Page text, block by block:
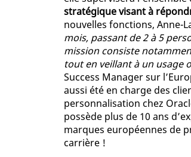
stratégique visant à
nouvelles fonctions, Anne-
mois, passant de 2 à 5
mission consiste
tout en veillant à un usage
Success Manager sur
aussi été en charge des
personnalisation chez
possède plus de 10 ans
marques européennes de
carrière !